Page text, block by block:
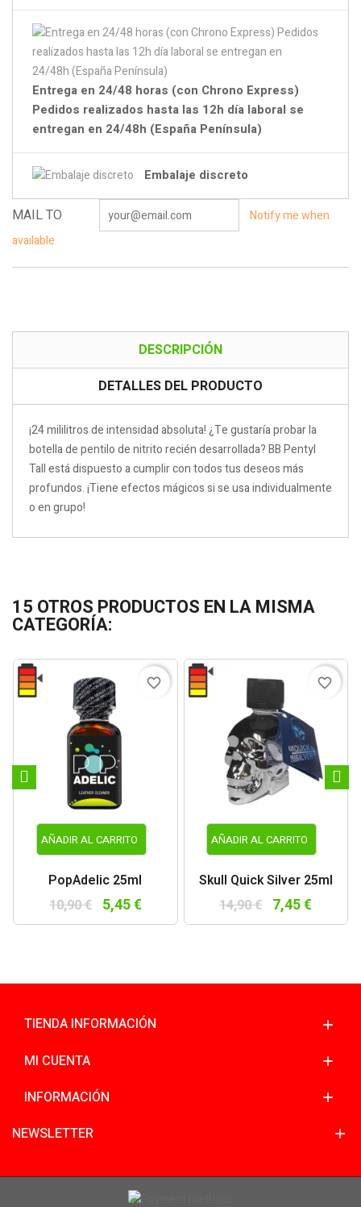
Entrega en 24/48 horas (con Chrono Express)
Pedidos realizados hasta las 12h día laboral se
entregan en 24/48h (España Península)
Embalaje discreto
MAIL TO
Notify me when
available
DESCRIPCIÓN
DETALLES DEL PRODUCTO
¡24 mililitros de intensidad absoluta! ¿Te gustaría probar la
botella de pentilo de nitrito recién desarrollada? BB Pentyl
Tall está dispuesto a cumplir con todos tus deseos más
profundos. ¡Tiene efectos mágicos si se usa individualmente
o en grupo!
15 OTROS PRODUCTOS EN LA MISMA
CATEGORÍA:
AÑADIR AL CARRITO
PopAdelic 25ml
10,90 € 5,45 €
favorite_border
AÑADIR AL CARRITO
Skull Quick Silver 25ml
14,90 € 7,45 €
favorite_border
TIENDA INFORMACIÓN
MI CUENTA
INFORMACIÓN
NEWSLETTER